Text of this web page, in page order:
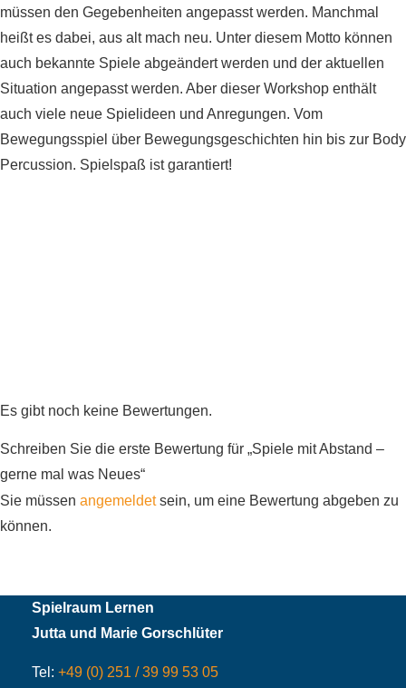
müssen den Gegebenheiten angepasst werden. Manchmal
heißt es dabei, aus alt mach neu. Unter diesem Motto können
auch bekannte Spiele abgeändert werden und der aktuellen
Situation angepasst werden. Aber dieser Workshop enthält
auch viele neue Spielideen und Anregungen. Vom
Bewegungsspiel über Bewegungsgeschichten hin bis zur Body
Percussion. Spielspaß ist garantiert!
Es gibt noch keine Bewertungen.
Schreiben Sie die erste Bewertung für „Spiele mit Abstand –
gerne mal was Neues“
Sie müssen angemeldetsein, um eine Bewertung abgeben zu
können.
Spielraum Lernen
Jutta und Marie Gorschlüter
Tel: +49 (0) 251 / 39 99 53 05